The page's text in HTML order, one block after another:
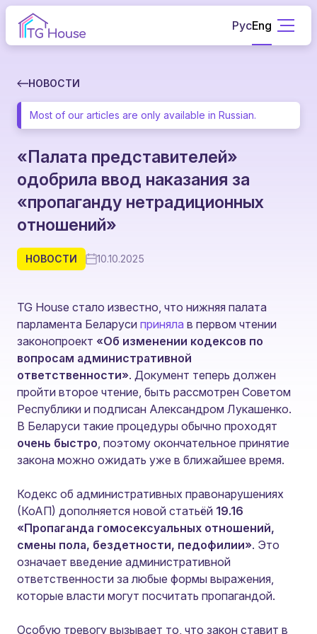
РусEng
НОВОСТИ
Most of our articles are only available in Russian.
«Палата представителей»
одобрила ввод наказания за
«пропаганду нетрадиционных
отношений»
НОВОСТИ 10.10.2025
TG House стало известно, что нижняя палата
парламента Беларуси приняла в первом чтении
законопроект «Об изменении кодексов по
вопросам административной
ответственности». Документ теперь должен
пройти второе чтение, быть рассмотрен Советом
Республики и подписан Александром Лукашенко.
В Беларуси такие процедуры обычно проходят
очень быстро, поэтому окончательное принятие
закона можно ожидать уже в ближайшее время.
Кодекс об административных правонарушениях
(КоАП) дополняется новой статьёй 19.16
«Пропаганда гомосексуальных отношений,
смены пола, бездетности, педофилии». Это
означает введение административной
ответственности за любые формы выражения,
которые власти могут посчитать пропагандой.
Особую тревогу вызывает то, что закон ставит в